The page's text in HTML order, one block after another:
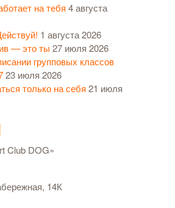
на тебя 4 августа
1 августа 2026
— это ты 27 июля 2026
групповых классов
23 июля 2026
только на себя 21 июля
Club DOG»
14К